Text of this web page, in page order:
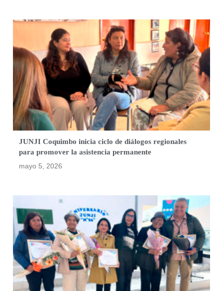
JUNJI Coquimbo inicia ciclo de diálogos regionales
para promover la asistencia permanente
mayo 5, 2026